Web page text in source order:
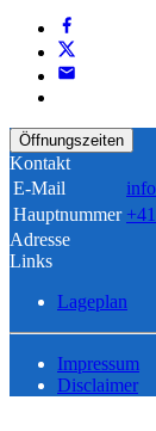
Öffnungszeiten
Kontakt
E-Mail
Hauptnummer
Adresse
Links
Lageplan
Impressum
Disclaimer